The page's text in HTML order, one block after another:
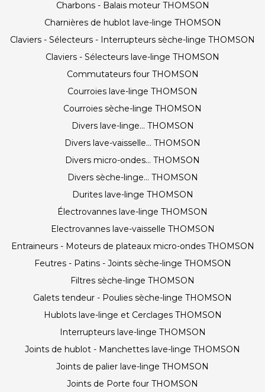
Charbons - Balais moteur THOMSON
Charnières de hublot lave-linge THOMSON
Claviers - Sélecteurs - Interrupteurs sèche-linge THOMSON
Claviers - Sélecteurs lave-linge THOMSON
Commutateurs four THOMSON
Courroies lave-linge THOMSON
Courroies sèche-linge THOMSON
Divers lave-linge... THOMSON
Divers lave-vaisselle... THOMSON
Divers micro-ondes... THOMSON
Divers sèche-linge... THOMSON
Durites lave-linge THOMSON
Électrovannes lave-linge THOMSON
Electrovannes lave-vaisselle THOMSON
Entraineurs - Moteurs de plateaux micro-ondes THOMSON
Feutres - Patins - Joints sèche-linge THOMSON
Filtres sèche-linge THOMSON
Galets tendeur - Poulies sèche-linge THOMSON
Hublots lave-linge et Cerclages THOMSON
Interrupteurs lave-linge THOMSON
Joints de hublot - Manchettes lave-linge THOMSON
Joints de palier lave-linge THOMSON
Joints de Porte four THOMSON